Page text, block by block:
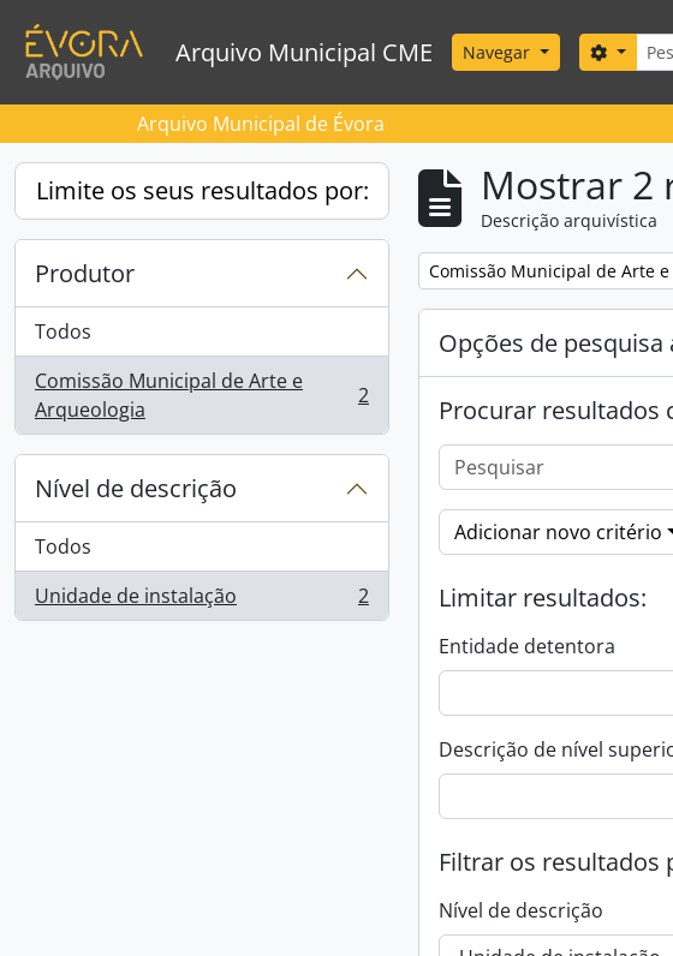
Arquivo Municipal CME Navegar
Arquivo Municipal de Évora
Limite os seus resultados por:
Produtor
Todos
Comissão Municipal de Arte e
Arqueologia
, 2 resultados 2
Nível de descrição
Todos
Unidade de instalação
, 2 resultados 2
Mostrar 2
Descrição arquivística
Remove filter:
Comissão Municipal de Arte
Opções de pesquisa
Procurar resultados
Adicionar novo critério
Limitar resultados:
Entidade detentora
Descrição de nível
Filtrar os resultados
Nível de descrição